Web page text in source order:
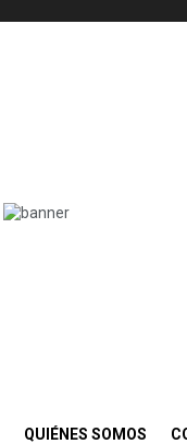
QUIÉNES SOMOS